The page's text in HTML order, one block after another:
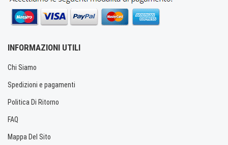
INFORMAZIONI UTILI
Chi Siamo
Spedizioni e pagamenti
Politica Di Ritorno
FAQ
Mappa Del Sito